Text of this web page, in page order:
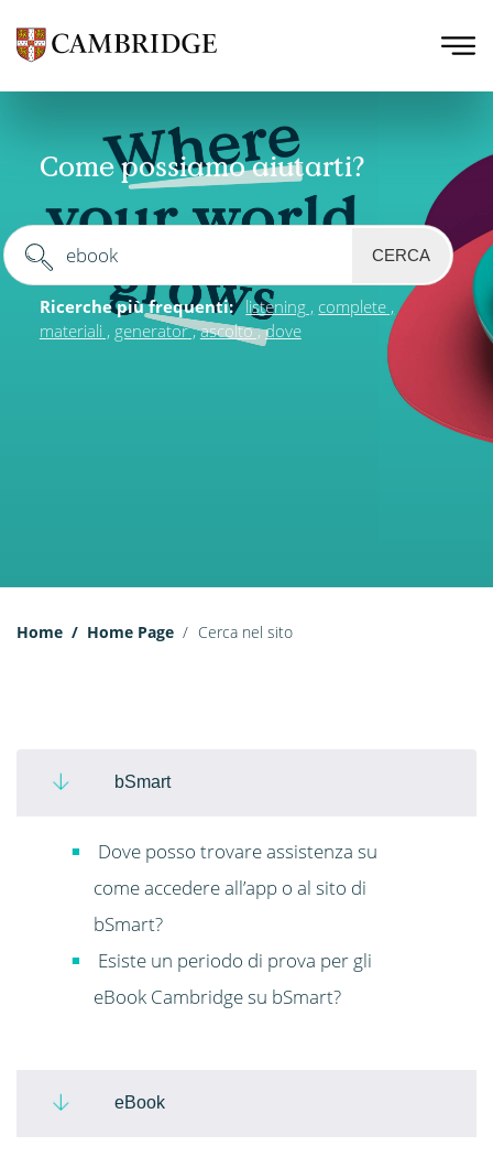
Come possiamo aiutarti?
CERCA
Ricerche più frequenti: listening complete
materiali
generator ascolto dove
Home Home Page Cerca nel sito
bSmart
Dove posso trovare assistenza su
come accedere all’app o al sito di
bSmart?
Esiste un periodo di prova per gli
eBook Cambridge su bSmart?
eBook